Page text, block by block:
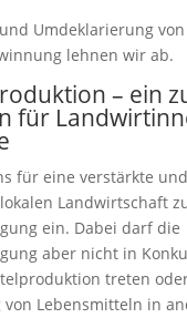
Umdeklarierung
lehnen wir ab.
– ein
für
für eine verstärkte
Landwirtschaft
ein. Dabei darf die
aber nicht in
treten
von Lebensmitteln in